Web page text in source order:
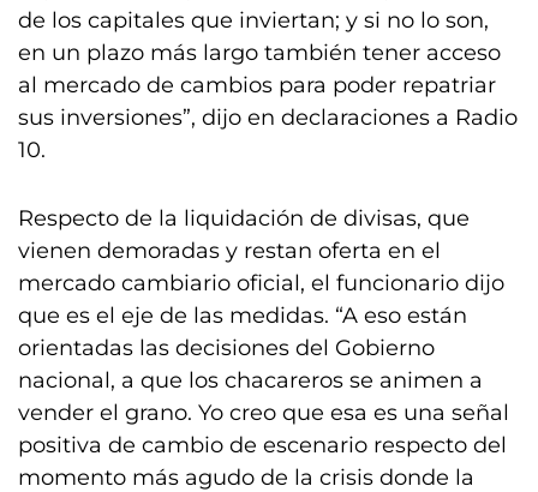
de los capitales que inviertan; y si no lo son,
en un plazo más largo también tener acceso
al mercado de cambios para poder repatriar
sus inversiones”, dijo en declaraciones a Radio
10.
Respecto de la liquidación de divisas, que
vienen demoradas y restan oferta en el
mercado cambiario oficial, el funcionario dijo
que es el eje de las medidas. “A eso están
orientadas las decisiones del Gobierno
nacional, a que los chacareros se animen a
vender el grano. Yo creo que esa es una señal
positiva de cambio de escenario respecto del
momento más agudo de la crisis donde la